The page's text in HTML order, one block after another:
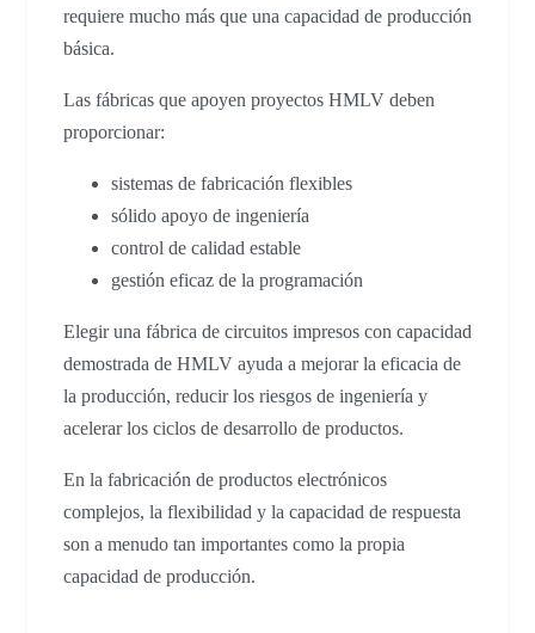
requiere mucho más que una capacidad de producción
básica.
Las fábricas que apoyen proyectos HMLV deben
proporcionar:
sistemas de fabricación flexibles
sólido apoyo de ingeniería
control de calidad estable
gestión eficaz de la programación
Elegir una fábrica de circuitos impresos con capacidad
demostrada de HMLV ayuda a mejorar la eficacia de
la producción, reducir los riesgos de ingeniería y
acelerar los ciclos de desarrollo de productos.
En la fabricación de productos electrónicos
complejos, la flexibilidad y la capacidad de respuesta
son a menudo tan importantes como la propia
capacidad de producción.